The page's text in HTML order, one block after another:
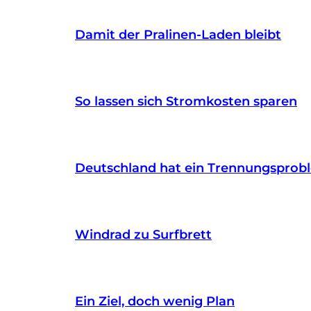
Damit der Pralinen-Laden bleibt
So lassen sich Stromkosten sparen
Deutschland hat ein
Windrad zu Surfbrett
Ein Ziel, doch wenig Plan